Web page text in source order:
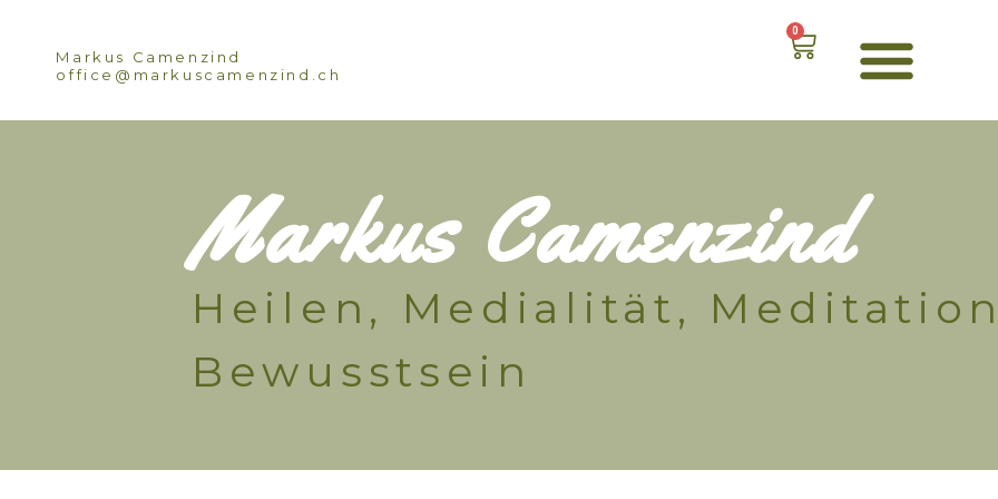
Markus Camenzind
office@markuscamenzind.ch
0
Markus Camenzind
Heilen, Medialität,
Bewusstsein